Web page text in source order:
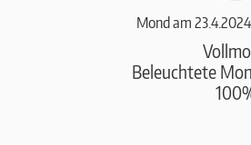
Mond am
Beleuchtete